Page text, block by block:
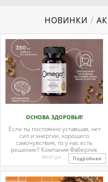
НОВИНКИ /
ОСНОВА ЗДОРОВЬЯ!
Если ты постоянно уставшая, нет
сил и энергии, хорошего
самочувствия, то у нас есть
решение!! Компания Фаберлик
всегда ...
Подробнее